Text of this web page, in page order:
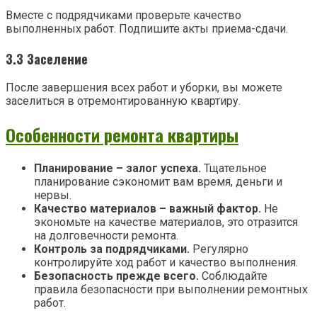
Вместе с подрядчиками проверьте качество
выполненных работ. Подпишите акты приема-сдачи.
3.3 Заселение
После завершения всех работ и уборки, вы можете
заселиться в отремонтированную квартиру.
Особенности ремонта квартиры
Планирование – залог успеха. Тщательное
планирование сэкономит вам время, деньги и
нервы.
Качество материалов – важный фактор. Не
экономьте на качестве материалов, это отразится
на долговечности ремонта.
Контроль за подрядчиками. Регулярно
контролируйте ход работ и качество выполнения.
Безопасность прежде всего. Соблюдайте
правила безопасности при выполнении ремонтных
работ.